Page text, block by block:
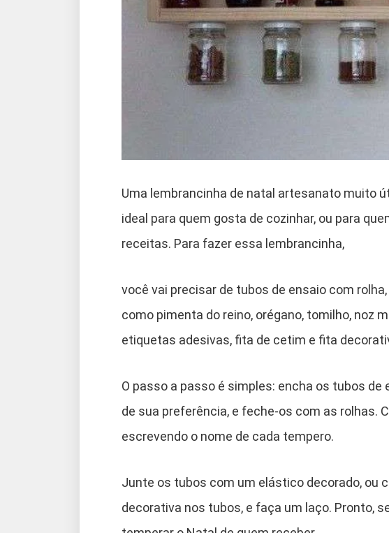
Uma lembrancinha de natal artesanato muito
ideal para quem gosta de cozinhar, ou para
receitas. Para fazer essa lembrancinha,
você vai precisar de tubos de ensaio com
como pimenta do reino, orégano, tomilho, noz
etiquetas adesivas, fita de cetim e fita
O passo a passo é simples: encha os tubos
de sua preferência, e feche-os com as rolhas.
escrevendo o nome de cada tempero.
Junte os tubos com um elástico decorado, ou
decorativa nos tubos, e faça um laço. Pronto,